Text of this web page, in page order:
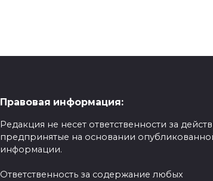
Правовая информация:
Редакция не несет ответственности за
предпринятые на основании
информации.
Ответственность за содержание любых